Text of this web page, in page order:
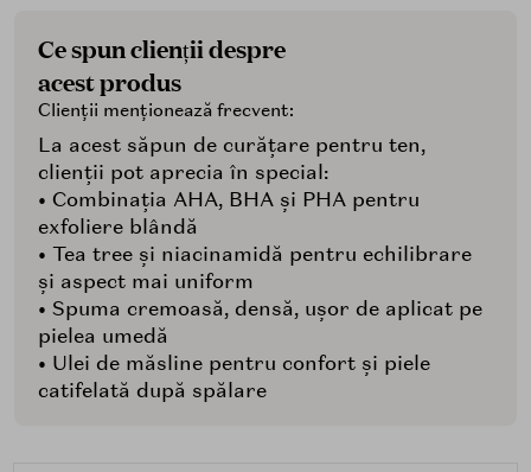
Ce spun clienții despre
acest produs
Clienții menționează frecvent:
La acest săpun de curățare pentru ten,
clienții pot aprecia în special:
• Combinația AHA, BHA și PHA pentru
exfoliere blândă
• Tea tree și niacinamidă pentru echilibrare
și aspect mai uniform
• Spuma cremoasă, densă, ușor de aplicat pe
pielea umedă
• Ulei de măsline pentru confort și piele
catifelată după spălare